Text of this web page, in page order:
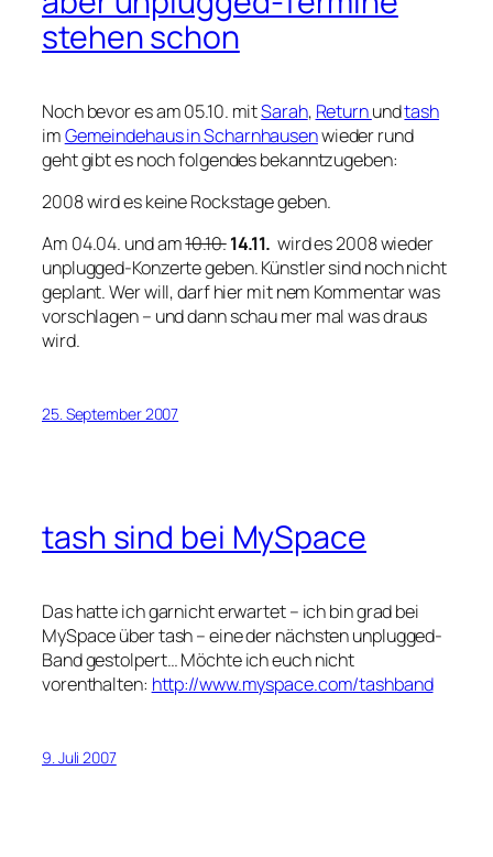
stehen schon
Noch bevor es am 05.10. mitSarah, Returnundtash
imGemeindehaus in Scharnhausenwieder rund
geht gibt es noch folgendes bekanntzugeben:
2008 wird es keine Rockstage geben.
Am 04.04. und am10.10.14.11. wird es 2008 wieder
unplugged-Konzerte geben. Künstler sind noch nicht
geplant. Wer will, darf hier mit nem Kommentar was
vorschlagen – und dann schau mer mal was draus
wird.
25. September 2007
tash sind bei MySpace
Das hatte ich garnicht erwartet – ich bin grad bei
MySpace über tash – eine der nächsten unplugged-
Band gestolpert… Möchte ich euch nicht
vorenthalten: http://www.myspace.com/tashband
9. Juli 2007